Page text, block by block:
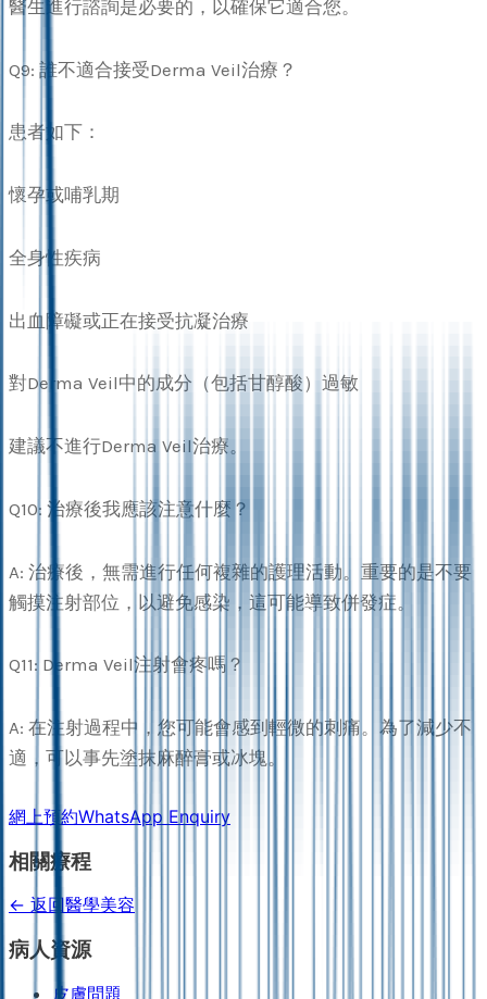
醫生進行諮詢是必要的，以確保它適合您。
Q9: 誰不適合接受Derma Veil治療？
患者如下：
懷孕或哺乳期
全身性疾病
出血障礙或正在接受抗凝治療
對Derma Veil中的成分（包括甘醇酸）過敏
建議不進行Derma Veil治療。
Q10: 治療後我應該注意什麼？
A: 治療後，無需進行任何複雜的護理活動。重要的是不要
觸摸注射部位，以避免感染，這可能導致併發症。
Q11: Derma Veil注射會疼嗎？
A: 在注射過程中，您可能會感到輕微的刺痛。為了減少不
適，可以事先塗抹麻醉膏或冰塊。
網上預約WhatsApp Enquiry
相關療程
← 返回醫學美容
病人資源
皮膚問題